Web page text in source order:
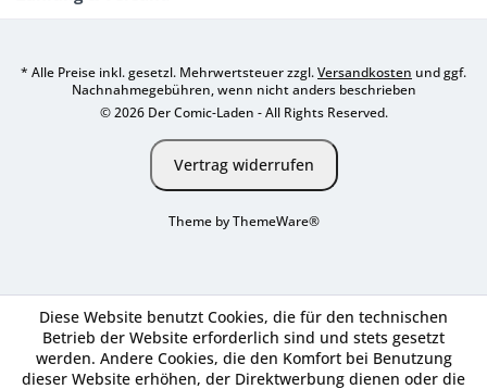
* Alle Preise inkl. gesetzl. Mehrwertsteuer zzgl.Versandkosten und ggf.
Nachnahmegebühren, wenn nicht anders beschrieben
© 2026 Der Comic-Laden - All Rights Reserved.
Vertrag widerrufen
Theme byThemeWare®
Diese Website benutzt Cookies, die für den technischen
Betrieb der Website erforderlich sind und stets gesetzt
werden. Andere Cookies, die den Komfort bei Benutzung
dieser Website erhöhen, der Direktwerbung dienen oder die